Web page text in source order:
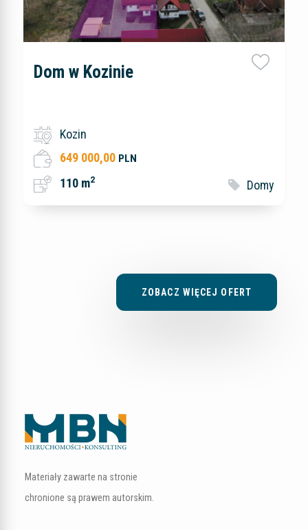
Dom w Kozinie
Kozin
649 000,00 PLN
110 m2 Domy
ZOBACZ WIĘCEJ OFERT
Materiały zawarte na stronie
chronione są prawem autorskim.